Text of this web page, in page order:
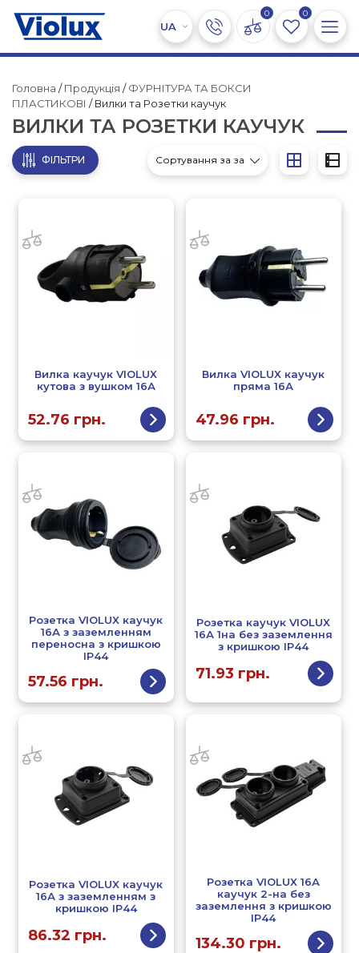
0 0
Головна /Продукція /ФУРНІТУРА ТА БОКСИ
ПЛАСТИКОВІ / Вилки та Розетки каучук
ВИЛКИ ТА РОЗЕТКИ КАУЧУК
ФІЛЬТРИ
Вилка каучук VIOLUX
кутова з вушком 16А
52.76 грн.
Вилка VIOLUX каучук
пряма 16А
47.96 грн.
Розетка VIOLUX каучук
16А з заземленням
переносна з кришкою
IP44
57.56 грн.
Розетка каучук VIOLUX
16А 1на без заземлення
з кришкою IP44
71.93 грн.
Розетка VIOLUX каучук
16А з заземленням з
кришкою IP44
86.32 грн.
Розетка VIOLUX 16А
каучук 2-на без
заземлення з кришкою
IP44
134.30 грн.